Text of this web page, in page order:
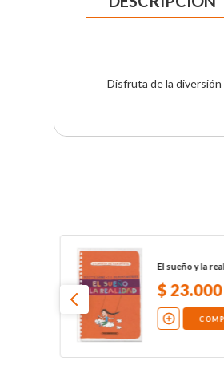
Disfruta de la
El sueño y la
$23.000